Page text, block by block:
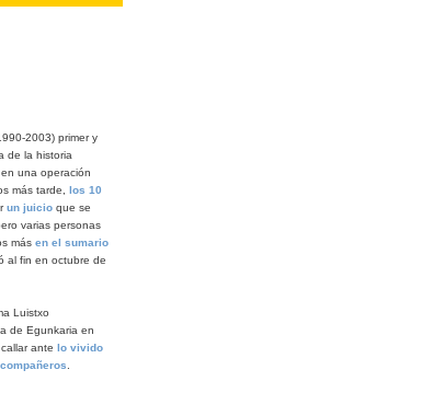
2003) primer y
de la historia
una operación
más tarde, los 10
un juicio que se
varias personas
más en el sumario
al fin en octubre de
Luistxo
de Egunkaria en
ante lo vivido